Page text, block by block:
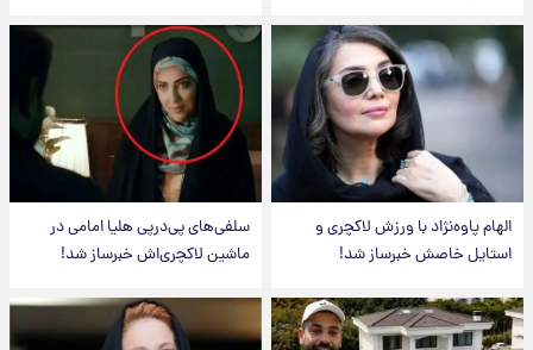
الهام پاوه‌نژاد با ورزش لاکچری و
استایل خاصش خبرساز شد!
سلفی‌های پی‌درپی هلیا امامی در
ماشین لاکچری‌اش خبرساز شد!